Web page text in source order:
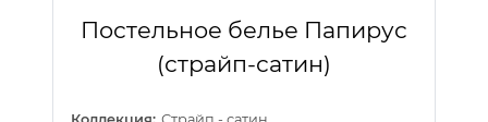
Постельное белье Папирус
(страйп-сатин)